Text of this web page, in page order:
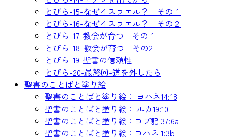
とびら-15-なぜイスラエル？ その１
とびら-16-なぜイスラエル？ その２
とびら-17-教会が育つ – その１
とびら-18-教会が育つ – その2
とびら-19-聖書の信頼性
とびら-20-最終回-道を外したら
聖書のことばと塗り絵
聖書のことばと塗り絵： ヨハネ14:18
聖書のことばと塗り絵： ルカ19:10
聖書のことばと塗り絵：ヨブ記 37:6a
聖書のことばと塗り絵：ヨハネ 1:3b